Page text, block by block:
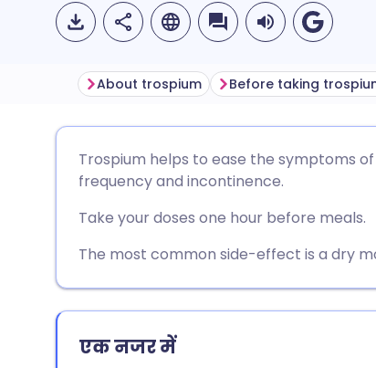
लिंक्डइन के माध्यम से साझा
🇮🇹 Italiano 🇵🇹
About trospium Before taking
Trospium helps to ease the symptoms
frequency and incontinence.
Take your doses one hour before meals.
The most common side-effect is a dry
एक नजर में